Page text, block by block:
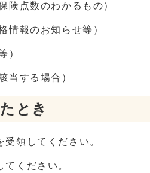
険点数のわかるもの）
情報のお知らせ等）
）
当する場合）
とき
領してください。
ください。